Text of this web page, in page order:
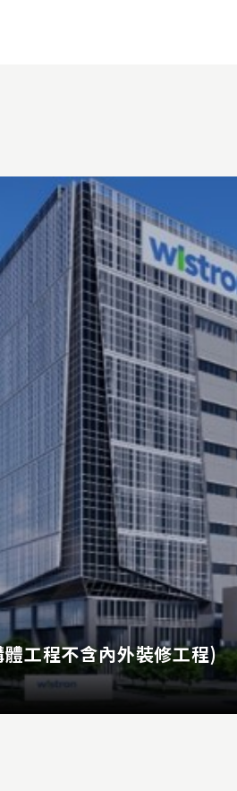
工程不含內外裝修工程)